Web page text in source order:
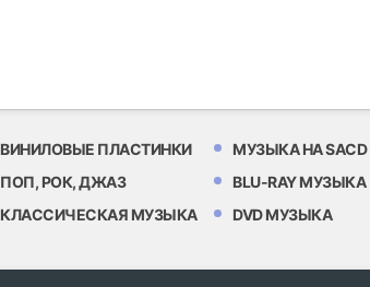
ВИНИЛОВЫЕ ПЛАСТИНКИ
ПОП, РОК, ДЖАЗ
КЛАССИЧЕСКАЯ МУЗЫКА
МУЗЫКА НА SACD
BLU-RAY МУЗЫКА
DVD МУЗЫКА